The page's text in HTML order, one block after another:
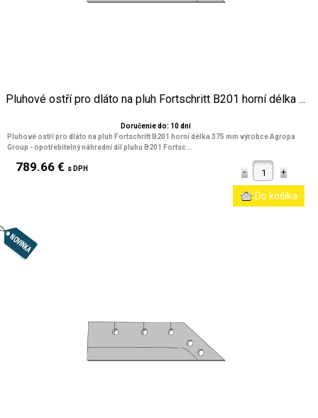
Pluhové ostří pro dláto na pluh Fortschritt B201 horní délka ...
Doručenie do: 10 dní
Pluhové ostří pro dláto na pluh Fortschritt B201 horní délka 375 mm výrobce Agropa
Group - opotřebitelný náhradní díl pluhu B201 Fortsc...
789.66 € s DPH